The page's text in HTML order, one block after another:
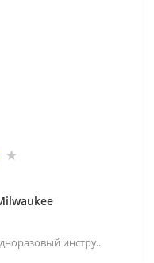
инстру..